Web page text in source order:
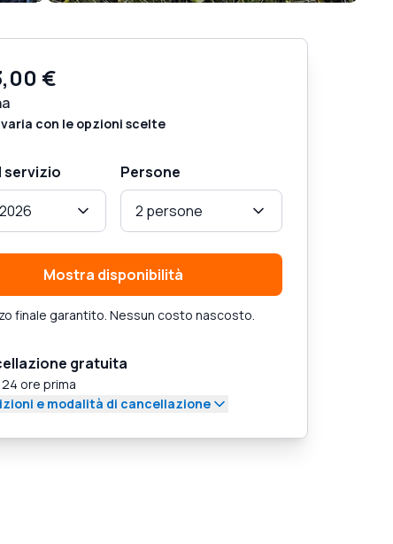
€
con le opzioni scelte
servizio
Persone
2 persone
Mostra disponibilità
finale garantito. Nessun costo nascosto.
gratuita
24 ore prima
e modalità di cancellazione